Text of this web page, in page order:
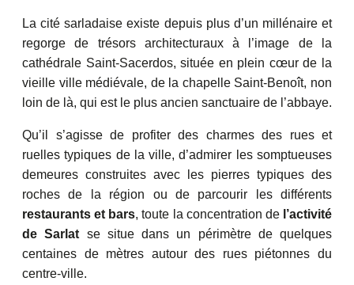
La cité sarladaise existe depuis plus d’un millénaire et
regorge de trésors architecturaux à l’image de la
cathédrale Saint-Sacerdos, située en plein cœur de la
vieille ville médiévale, de la chapelle Saint-Benoît, non
loin de là, qui est le plus ancien sanctuaire de l’abbaye.
Qu’il s’agisse de profiter des charmes des rues et
ruelles typiques de la ville, d’admirer les somptueuses
demeures construites avec les pierres typiques des
roches de la région ou de parcourir les différents
restaurants et bars, toute la concentration de l’activité
de Sarlat se situe dans un périmètre de quelques
centaines de mètres autour des rues piétonnes du
centre-ville.